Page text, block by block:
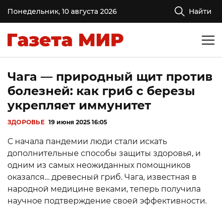
Понедельник, 10 августа 2026 Найти
Чага — природный щит против
болезней: как гриб с березы
укрепляет иммунитет
ЗДОРОВЬЕ 19 июня 2025 16:05
С начала пандемии люди стали искать
дополнительные способы защиты здоровья, и
одним из самых неожиданных помощников
оказался… древесный гриб. Чага, известная в
народной медицине веками, теперь получила
научное подтверждение своей эффективности.